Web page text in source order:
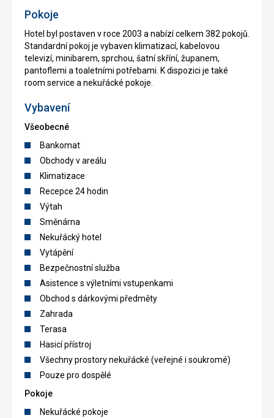
Pokoje
Hotel byl postaven v roce 2003 a nabízí celkem 382 pokojů.
Standardní pokoj je vybaven klimatizací, kabelovou
televizí, minibarem, sprchou, šatní skříní, županem,
pantoflemi a toaletními potřebami. K dispozici je také
room service a nekuřácké pokoje.
Vybavení
Všeobecné
Bankomat
Obchody v areálu
Klimatizace
Recepce 24 hodin
Výtah
Směnárna
Nekuřácký hotel
Vytápění
Bezpečnostní služba
Asistence s výletními vstupenkami
Obchod s dárkovými předměty
Zahrada
Terasa
Hasicí přístroj
Všechny prostory nekuřácké (veřejné i soukromé)
Pouze pro dospělé
Pokoje
Nekuřácké pokoje